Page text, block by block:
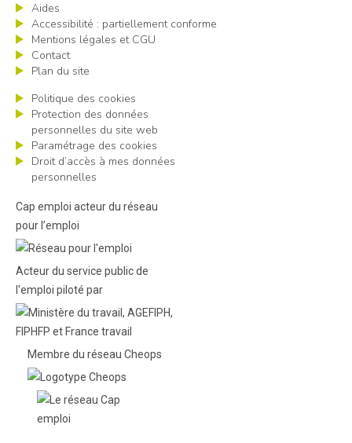
Aides
Accessibilité : partiellement conforme
Mentions légales et CGU
Contact
Plan du site
Politique des cookies
Protection des données
personnelles du site web
Paramétrage des cookies
Droit d’accès à mes données
personnelles
Cap emploi acteur du réseau
pour l’emploi
Acteur du service public de
l'emploi piloté par
Membre du réseau Cheops